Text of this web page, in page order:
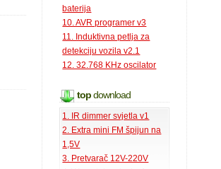
baterija
10. AVR programer v3
11. Induktivna petlja za
detekciju vozila v2.1
12. 32.768 KHz oscilator
topdownload
1. IR dimmer svjetla v1
2. Extra mini FM špijun na
1,5V
3. Pretvarač 12V-220V